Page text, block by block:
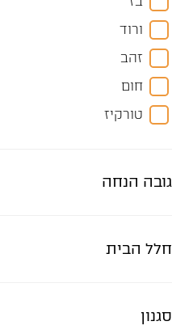
200X140
200X60
200X80
230X160
240X170
250X200
ורוד
זהב
חום
טורקיז
לבן
סגול
גובה הנחה
חלל הבית
סגנון